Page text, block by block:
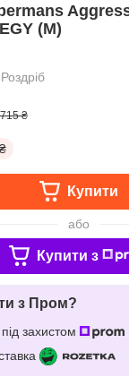
(M)
Роздріб
₴
Купити
або
Купити з
з Пром?
захистом